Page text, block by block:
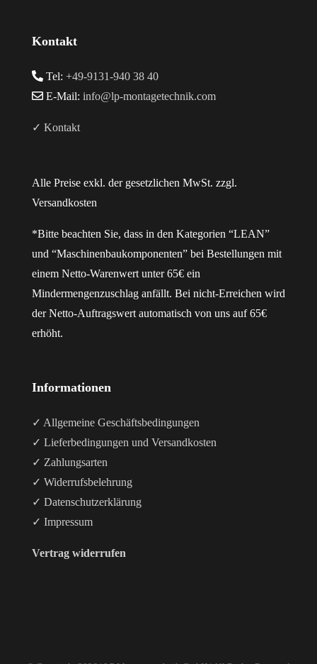
Kontakt
Tel: +49-9131-940 38 40
E-Mail: info@lp-montagetechnik.com
✓ Kontakt
Alle Preise exkl. der gesetzlichen MwSt. zzgl.
Versandkosten
*Bitte beachten Sie, dass in den Kategorien “LEAN”
und “Maschinenbaukomponenten” bei Bestellungen mit
einem Netto-Warenwert unter 65€ ein
Mindermengenzuschlag anfällt. Bei nicht-Erreichen wird
der Netto-Auftragswert automatisch von uns auf 65€
erhöht.
Informationen
✓ Allgemeine Geschäftsbedingungen
✓ Lieferbedingungen und Versandkosten
✓ Zahlungsarten
✓ Widerrufsbelehrung
✓ Datenschutzerklärung
✓ Impressum
Vertrag widerrufen